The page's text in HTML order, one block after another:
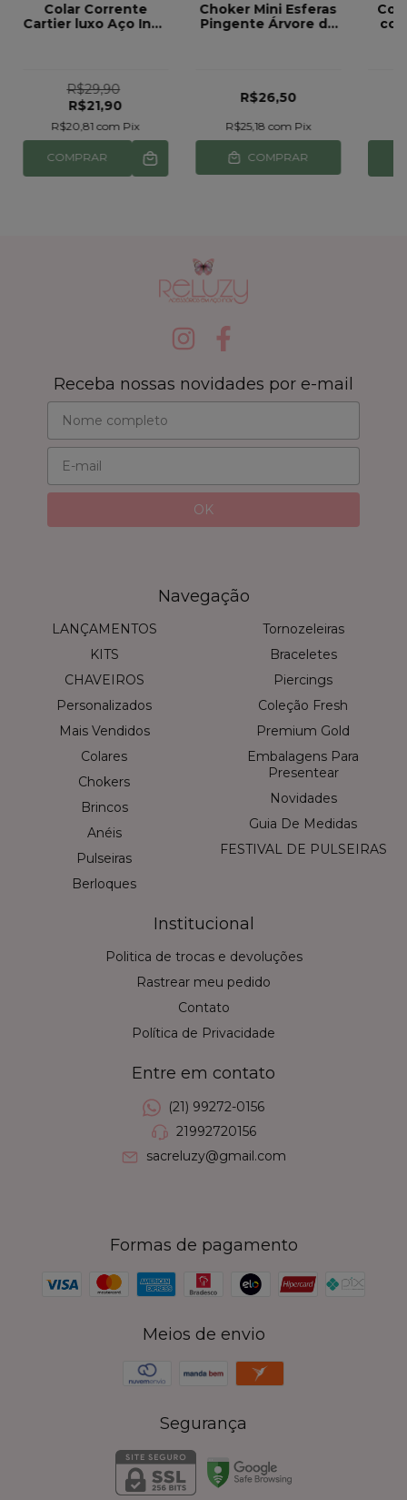
Colar Corrente
Cartier luxo Aço Inox
R$29,90
R$21,90
R$20,81com Pix
COMPRAR
Choker Mini Esferas
Pingente Árvore da
R$26,50
R$25,18com Pix
COMPRAR
Receba nossas novidades por e-mail
Navegação
LANÇAMENTOS
KITS
CHAVEIROS
Personalizados
Mais Vendidos
Colares
Chokers
Brincos
Anéis
Pulseiras
Berloques
Tornozeleiras
Braceletes
Piercings
Coleção Fresh
Premium Gold
Embalagens Para
Presentear
Novidades
Guia De Medidas
FESTIVAL DE PULSEIRAS
Institucional
Politica de trocas e devoluções
Rastrear meu pedido
Contato
Política de Privacidade
Entre em contato
(21) 99272-0156
21992720156
sacreluzy@gmail.com
Formas de pagamento
Meios de envio
Segurança